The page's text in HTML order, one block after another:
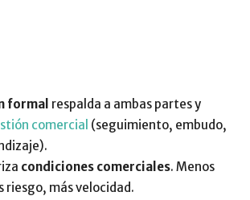
formal respalda a ambas partes y
comercial (seguimiento, embudo,
condiciones comerciales. Menos
riesgo, más velocidad.